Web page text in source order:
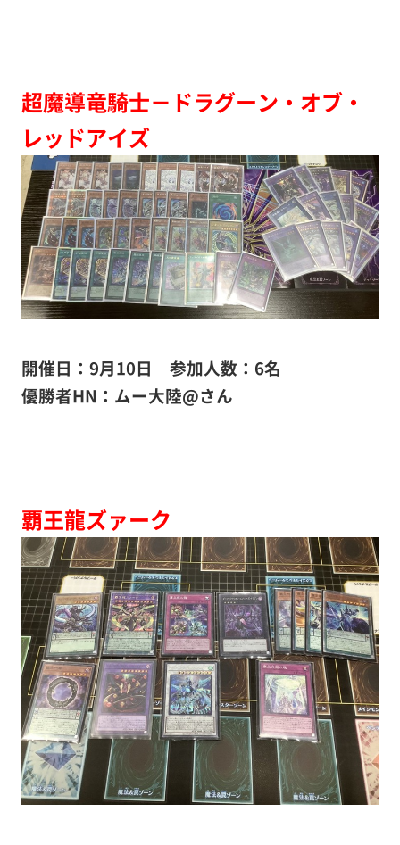
超魔導竜騎士－ドラグーン・オブ・
レッドアイズ
開催日：9月10日 参加人数：6名
優勝者HN：ムー大陸@さん
覇王龍ズァーク